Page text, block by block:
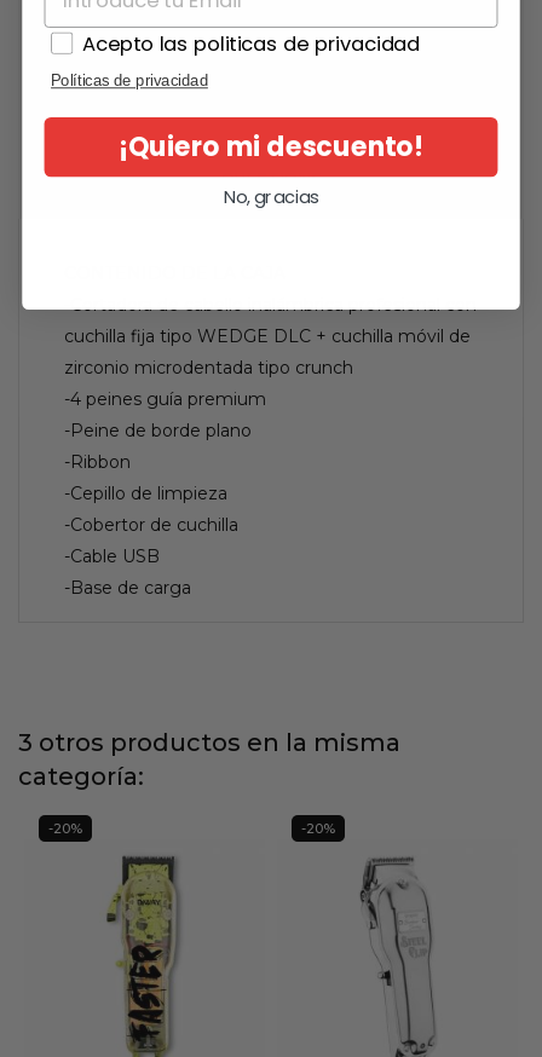
QUESTIONS
cuchilla fija tipo WEDGE DLC + cuchilla móvil de
zirconio microdentada tipo crunch
-4 peines guía premium
-Peine de borde plano
-Ribbon
-Cepillo de limpieza
-Cobertor de cuchilla
-Cable USB
-Base de carga
3 otros productos en la misma
categoría:
-20% -20%
Acepto las politicas de privacidad
Políticas de privacidad
¡Quiero mi descuento!
No, gracias